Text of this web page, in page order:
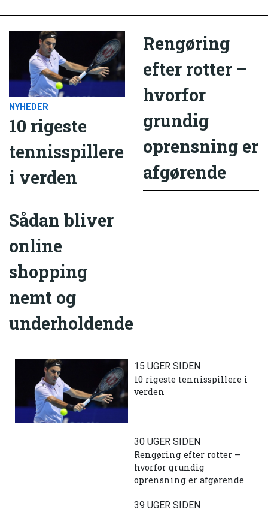
NYHEDER
10 rigeste
tennisspillere
i verden
Rengøring
efter rotter –
hvorfor
grundig
oprensning er
afgørende
Sådan bliver
online
shopping
nemt og
underholdende
15 UGER SIDEN
10 rigeste tennisspillere i
verden
30 UGER SIDEN
Rengøring efter rotter –
hvorfor grundig
oprensning er afgørende
39 UGER SIDEN